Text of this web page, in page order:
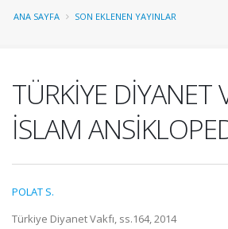
ANA SAYFA SON EKLENEN YAYINLAR
TÜRKİYE DİYANET
İSLAM
POLAT S.
Türkiye Diyanet Vakfı, ss.164, 2014